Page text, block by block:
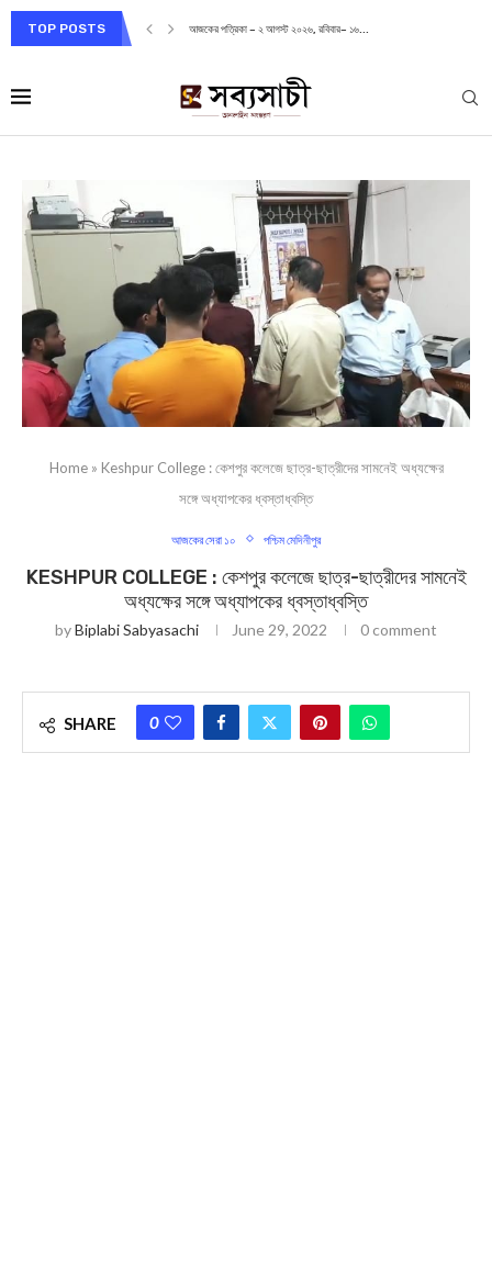
TOP POSTS আজকের পত্রিকা – ২ আগস্ট ২০২৬, রবিবার– ১৬...
Home» Keshpur College : কেশপুর কলেজে ছাত্র-ছাত্রীদের সামনেই অধ্যক্ষের
সঙ্গে অধ্যাপকের ধ্বস্তাধ্বস্তি
আজকের সেরা ১০ পশ্চিম মেদিনীপুর
KESHPUR COLLEGE : কেশপুর কলেজে ছাত্র-ছাত্রীদের সামনেই
অধ্যক্ষের সঙ্গে অধ্যাপকের ধ্বস্তাধ্বস্তি
byBiplabi Sabyasachi June 29, 2022 0 comment
SHARE 0